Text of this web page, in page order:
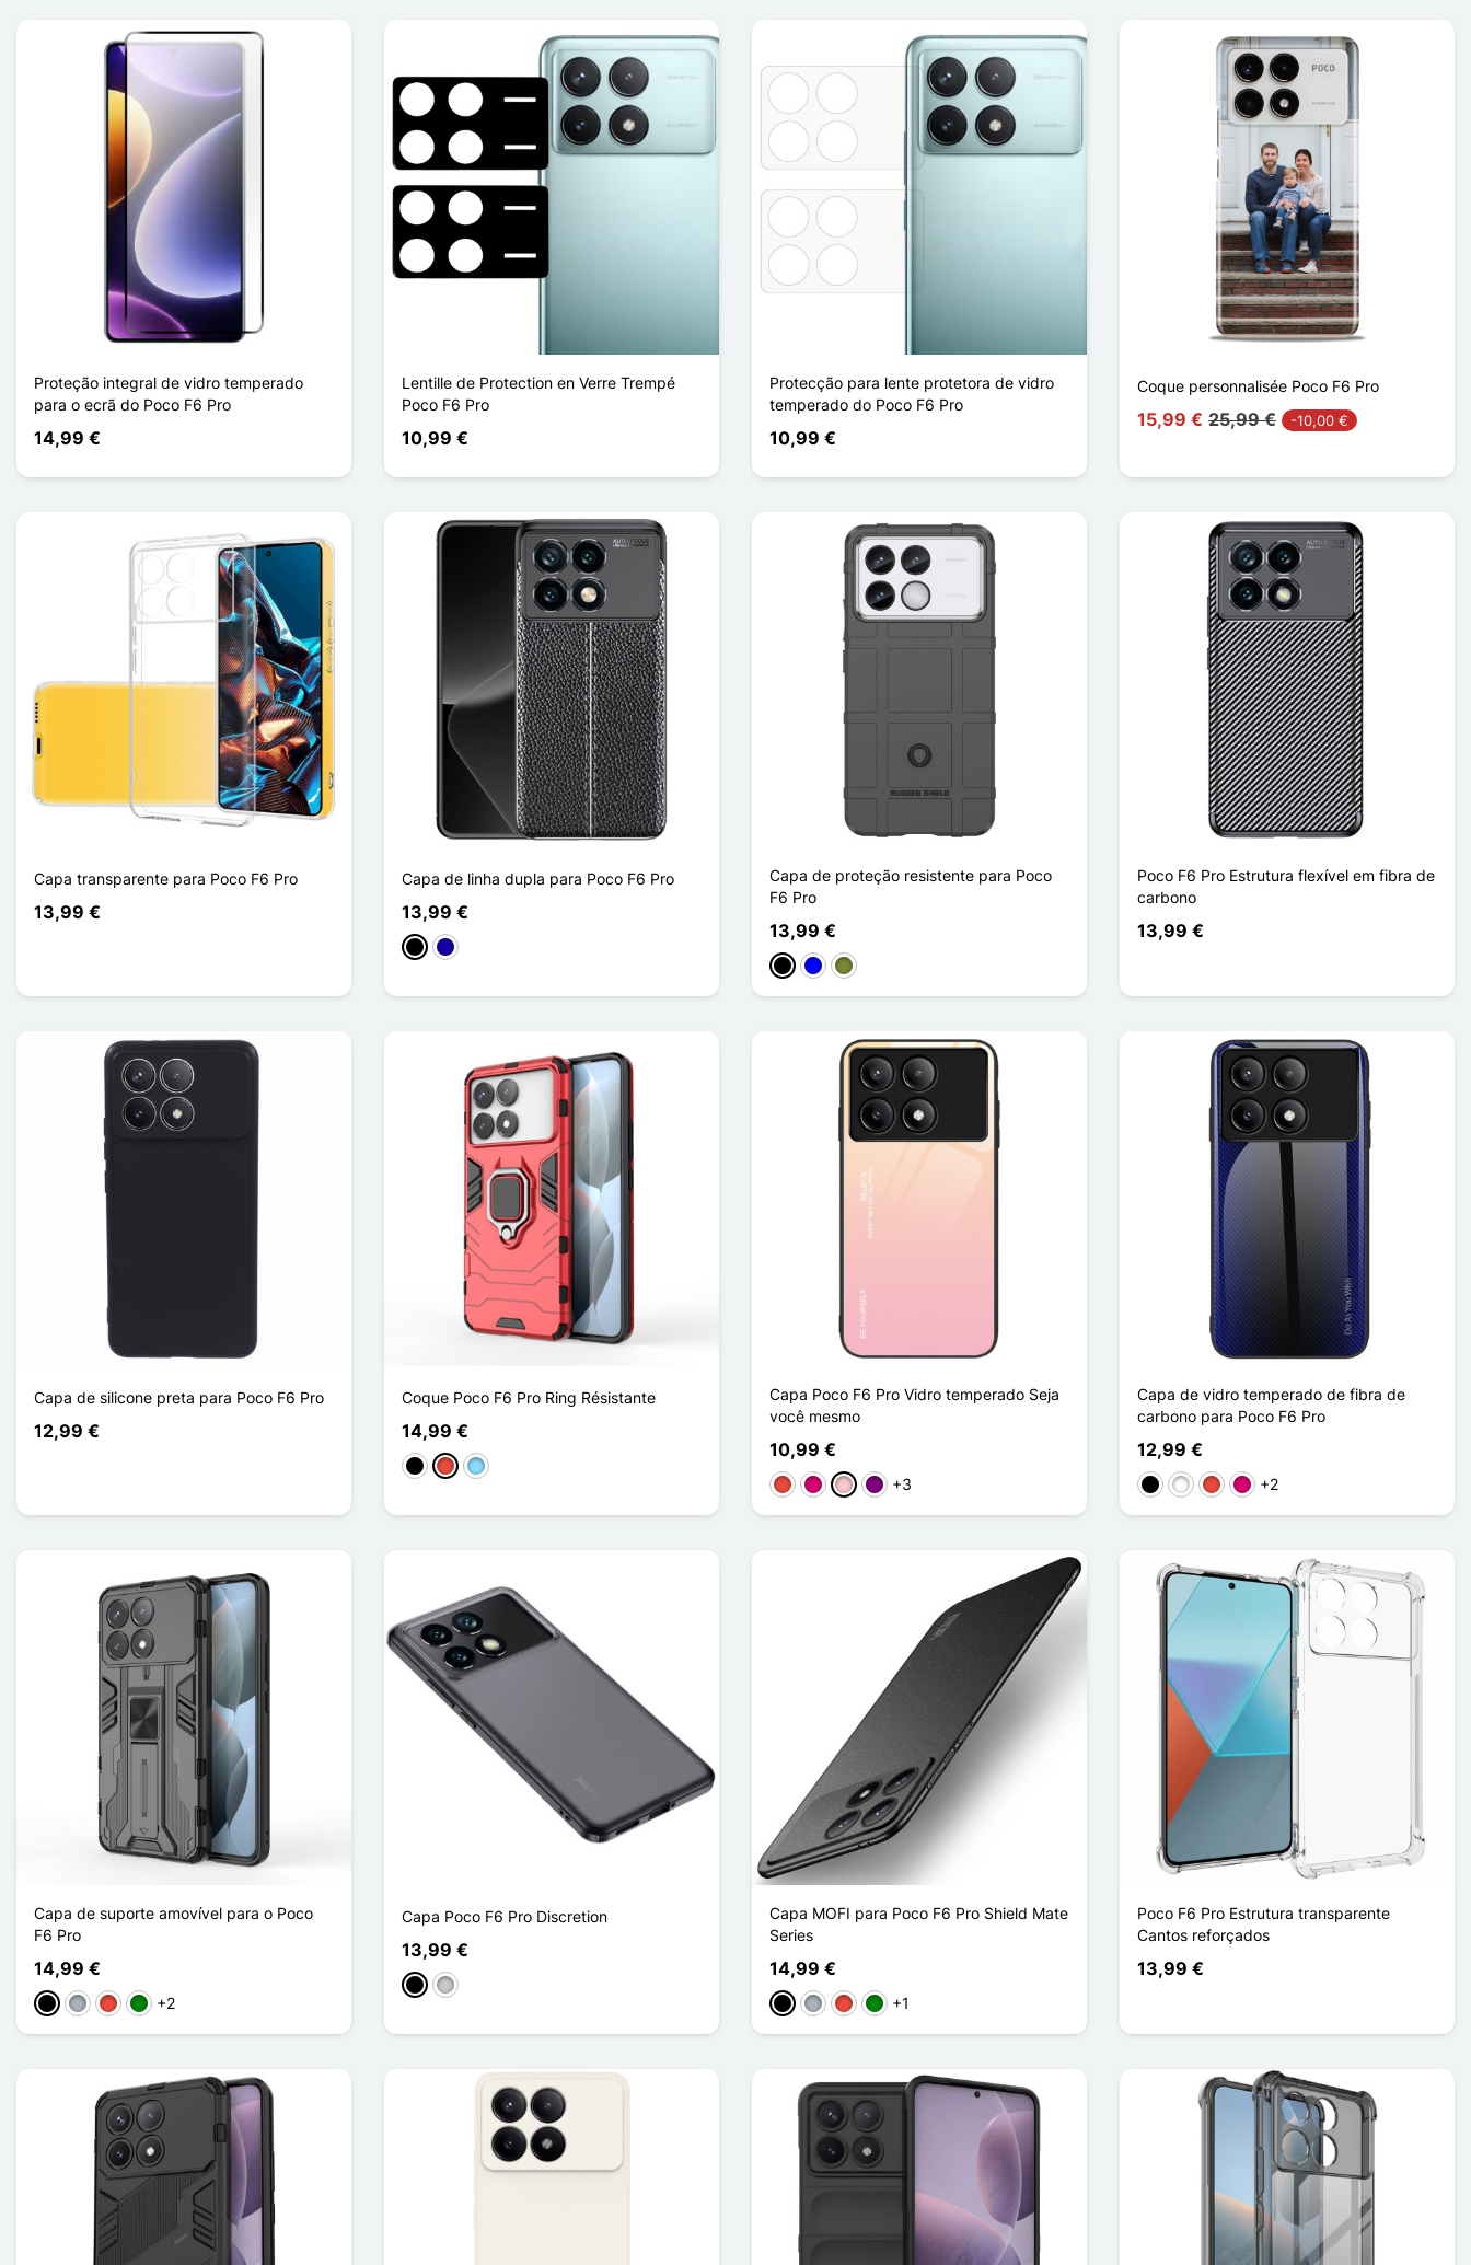
Proteção integral de vidro temperado
para o ecrã do Poco F6 Pro
14,99 €
Lentille de Protection en Verre Trempé
Poco F6 Pro
10,99 €
Protecção para lente protetora de vidro
temperado do Poco F6 Pro
10,99 €
Coque personnalisée Poco F6 Pro
15,99 € 25,99 € -10,00 €
Capa transparente para Poco F6 Pro
13,99 €
Capa de linha dupla para Poco F6 Pro
13,99 €
PretoAzul Escuro
Capa de proteção resistente para Poco
F6 Pro
13,99 €
PretoAzulKhaki
Poco F6 Pro Estrutura flexível em fibra de
carbono
13,99 €
Capa de silicone preta para Poco F6 Pro
12,99 €
Coque Poco F6 Pro Ring Résistante
14,99 €
PretoVermelhoAzul Claro
Capa Poco F6 Pro Vidro temperado Seja
você mesmo
10,99 €
Vermelho
Magenta
RosaPúrpura
+3
Capa de vidro temperado de fibra de
carbono para Poco F6 Pro
12,99 €
PretoBrancoVermelho
Magenta
+2
Capa de suporte amovível para o Poco
F6 Pro
14,99 €
PretoCinzentoVermelho
Verde
+2
Capa Poco F6 Pro Discretion
13,99 €
PretoTransparente
Capa MOFI para Poco F6 Pro Shield Mate
Series
14,99 €
PretoCinzentoVermelho
Verde
+1
Poco F6 Pro Estrutura transparente
Cantos reforçados
13,99 €